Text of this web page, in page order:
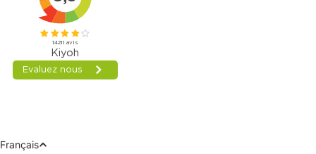
Langue
Français